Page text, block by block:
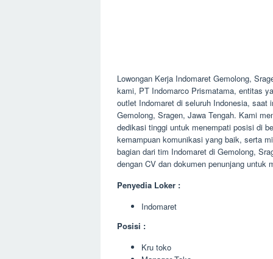
Lowongan Kerja Indomaret Gemolong,
kami, PT Indomarco Prismatama, entitas
outlet Indomaret di seluruh Indonesia, saat
Gemolong, Sragen, Jawa Tengah. Kami
dedikasi tinggi untuk menempati posisi di
kemampuan komunikasi yang baik, serta
bagian dari tim Indomaret di Gemolong,
dengan CV dan dokumen penunjang untuk
Penyedia Loker :
Indomaret
Posisi :
Kru toko